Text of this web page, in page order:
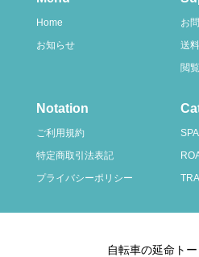
Home
お知らせ
お
送
閲
Notation
ご利用規約
特定商取引法表記
プライバシーポリシー
自転車の延命ト